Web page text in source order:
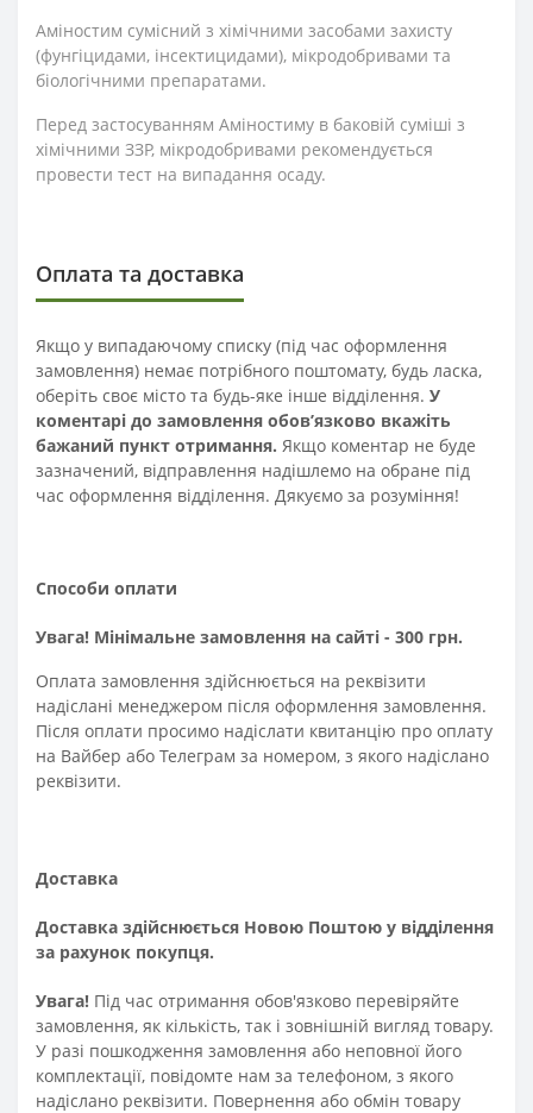
Аміностим сумісний з хімічними засобами захисту
(фунгіцидами, інсектицидами), мікродобривами та
біологічними препаратами.
Перед застосуванням Аміностиму в баковій суміші з
хімічними ЗЗР, мікродобривами рекомендується
провести тест на випадання осаду.
Оплата та доставка
Якщо у випадаючому списку (під час оформлення
замовлення) немає потрібного поштомату, будь ласка,
оберіть своє місто та будь-яке інше відділення. У
коментарі до замовлення обов’язково вкажіть
бажаний пункт отримання. Якщо коментар не буде
зазначений, відправлення надішлемо на обране під
час оформлення відділення. Дякуємо за розуміння!
Способи оплати
Увага! Мінімальне замовлення на сайті - 300 грн.
Оплата замовлення здійснюється на реквізити
надіслані менеджером після оформлення замовлення.
Після оплати просимо надіслати квитанцію про оплату
на Вайбер або Телеграм за номером, з якого надіслано
реквізити.
Доставка
Доставка здійснюється Новою Поштою у відділення
за рахунок покупця.
Увага! Під час отримання обов'язково перевіряйте
замовлення, як кількість, так і зовнішній вигляд товару.
У разі пошкодження замовлення або неповної його
комплектації, повідомте нам за телефоном, з якого
надіслано реквізити. Повернення або обмін товару